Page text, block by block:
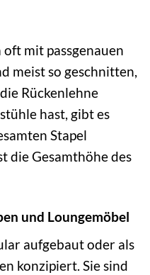
oft mit passgenauen
meist so geschnitten,
Rückenlehne
hast, gibt es
Stapel
die Gesamthöhe des
und Loungemöbel
aufgebaut oder als
konzipiert. Sie sind